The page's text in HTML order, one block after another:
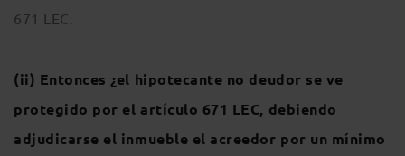
671 LEC.
(ii) Entonces ¿el hipotecante no deudor se ve
protegido por el artículo 671 LEC, debiendo
adjudicarse el inmueble el acreedor por un mínimo